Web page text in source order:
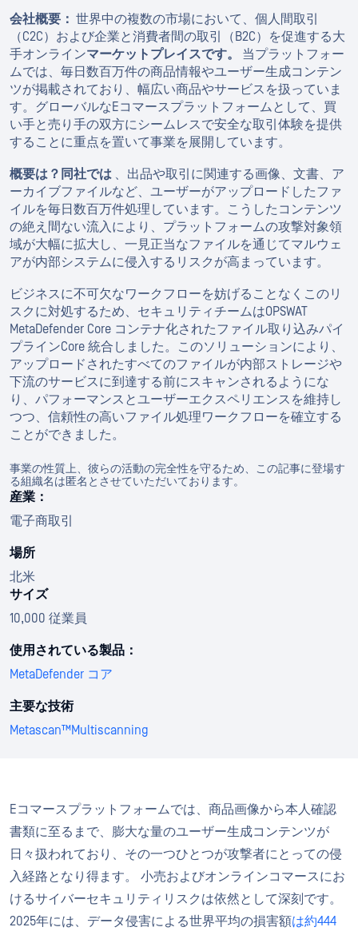
会社概要： 世界中の複数の市場において、個人間取引
（C2C）および企業と消費者間の取引（B2C）を促進する大
手オンラインマーケットプレイスです。 当プラットフォー
ムでは、毎日数百万件の商品情報やユーザー生成コンテン
ツが掲載されており、幅広い商品やサービスを扱っていま
す。グローバルなEコマースプラットフォームとして、買
い手と売り手の双方にシームレスで安全な取引体験を提供
することに重点を置いて事業を展開しています。
概要は？同社では 、出品や取引に関連する画像、文書、ア
ーカイブファイルなど、ユーザーがアップロードしたファ
イルを毎日数百万件処理しています。こうしたコンテンツ
の絶え間ない流入により、プラットフォームの攻撃対象領
域が大幅に拡大し、一見正当なファイルを通じてマルウェ
アが内部システムに侵入するリスクが高まっています。
ビジネスに不可欠なワークフローを妨げることなくこのリ
スクに対処するため、セキュリティチームはOPSWAT
MetaDefender Core コンテナ化されたファイル取り込みパイ
プラインCore 統合しました。このソリューションにより、
アップロードされたすべてのファイルが内部ストレージや
下流のサービスに到達する前にスキャンされるようにな
り、パフォーマンスとユーザーエクスペリエンスを維持し
つつ、信頼性の高いファイル処理ワークフローを確立する
ことができました。
事業の性質上、彼らの活動の完全性を守るため、この記事に登場す
る組織名は匿名とさせていただいております。
産業：
電子商取引
場所
北米
サイズ
10,000 従業員
使用されている製品：
MetaDefender コア
主要な技術
Metascan™Multiscanning
Eコマースプラットフォームでは、商品画像から本人確認
書類に至るまで、膨大な量のユーザー生成コンテンツが
日々扱われており、その一つひとつが攻撃者にとっての侵
入経路となり得ます。 小売およびオンラインコマースにお
けるサイバーセキュリティリスクは依然として深刻です。
2025年には、データ侵害による世界平均の損害額は約444